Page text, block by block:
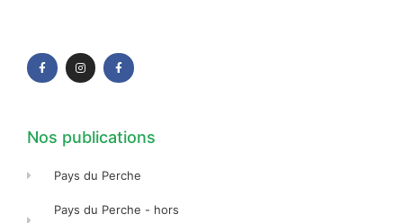
c
e
b
o
s
t
a
g
c
e
b
o
Nos publications
Pays du Perche
Pays du Perche - hors